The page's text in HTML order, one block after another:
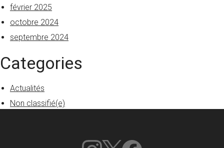
février 2025
octobre 2024
septembre 2024
Categories
Actualités
Non classifié(e)